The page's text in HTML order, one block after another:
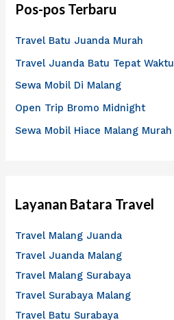
u
u
k
:
Pos-pos Terbaru
Travel Batu Juanda Murah
Travel Juanda Batu Tepat Waktu
Sewa Mobil Di Malang
Open Trip Bromo Midnight
Sewa Mobil Hiace Malang Murah
Layanan Batara Travel
Travel Malang Juanda
Travel Juanda Malang
Travel Malang Surabaya
Travel Surabaya Malang
Travel Batu Surabaya